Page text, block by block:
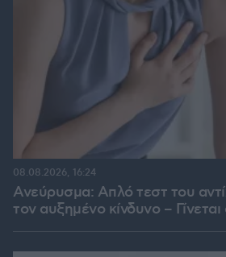
Ανεύρυσμα: Απλό τεστ του
τον αυξημένο κίνδυνο – Γίνεται
08.08.2026, 16:24